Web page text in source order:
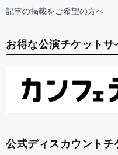
記事の掲載をご希望の方へ
お得な公演チケットサ
公式ディスカウントチ